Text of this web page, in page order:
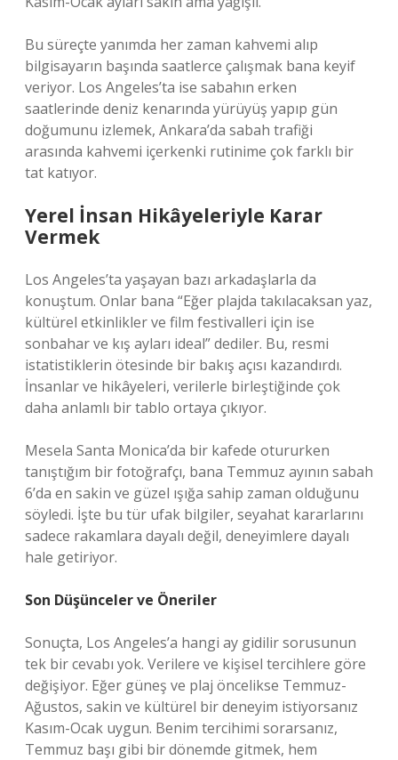
Bu süreçte yanımda her zaman kahvemi alıp
bilgisayarın başında saatlerce çalışmak bana keyif
veriyor. Los Angeles’ta ise sabahın erken
saatlerinde deniz kenarında yürüyüş yapıp gün
doğumunu izlemek, Ankara’da sabah trafiği
arasında kahvemi içerkenki rutinime çok farklı bir
tat katıyor.
Yerel İnsan Hikâyeleriyle Karar
Vermek
Los Angeles’ta yaşayan bazı arkadaşlarla da
konuştum. Onlar bana “Eğer plajda takılacaksan yaz,
kültürel etkinlikler ve film festivalleri için ise
sonbahar ve kış ayları ideal” dediler. Bu, resmi
istatistiklerin ötesinde bir bakış açısı kazandırdı.
İnsanlar ve hikâyeleri, verilerle birleştiğinde çok
daha anlamlı bir tablo ortaya çıkıyor.
Mesela Santa Monica’da bir kafede otururken
tanıştığım bir fotoğrafçı, bana Temmuz ayının sabah
6’da en sakin ve güzel ışığa sahip zaman olduğunu
söyledi. İşte bu tür ufak bilgiler, seyahat kararlarını
sadece rakamlara dayalı değil, deneyimlere dayalı
hale getiriyor.
Son Düşünceler ve Öneriler
Sonuçta, Los Angeles’a hangi ay gidilir sorusunun
tek bir cevabı yok. Verilere ve kişisel tercihlere göre
değişiyor. Eğer güneş ve plaj öncelikse Temmuz-
Ağustos, sakin ve kültürel bir deneyim istiyorsanız
Kasım-Ocak uygun. Benim tercihimi sorarsanız,
Temmuz başı gibi bir dönemde gitmek, hem